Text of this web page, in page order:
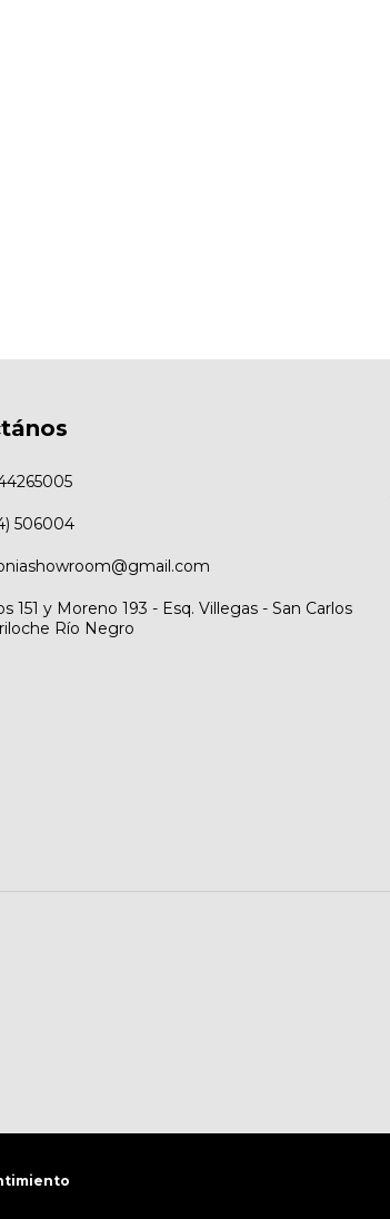
506004
151 y Moreno 193 - Esq. Villegas - San Carlos
Río Negro